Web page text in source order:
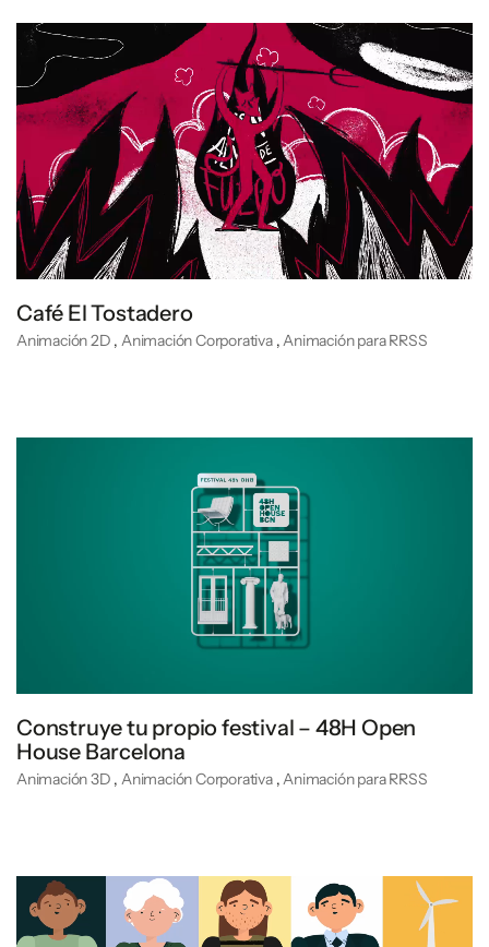
Café El Tostadero
Animación 2D ,Animación Corporativa ,Animación para RRSS
Construye tu propio festival – 48H Open
House Barcelona
Animación 3D ,Animación Corporativa ,Animación para RRSS